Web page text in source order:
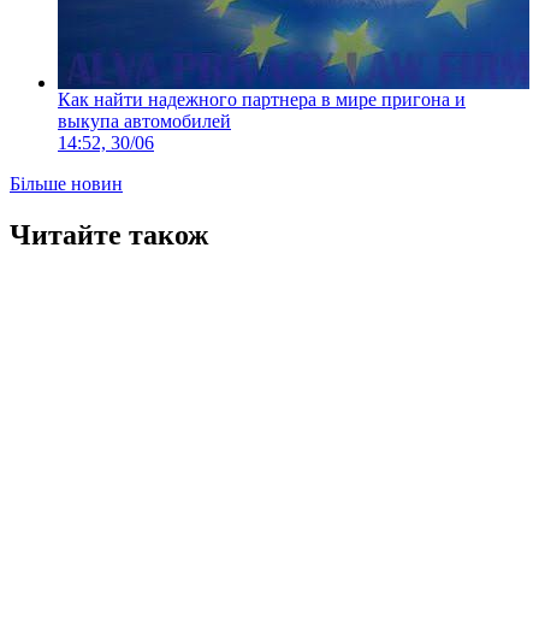
Как найти надежного партнера в мире пригона и
выкупа автомобилей
14:52, 30/06
Більше новин
Читайте також